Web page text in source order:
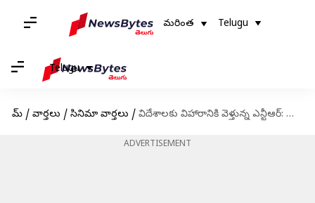
మరింత Telugu
Telugu
హోమ్ / వార్తలు / సినిమా వార్తలు / విదేశాలకు విహారానికి వెళ్తున్న ఎన్టీఆర్: హైదరాబాద్ ఎయిర్ పోర్టులో తళుక్కుమన్న దేవర
ADVERTISEMENT